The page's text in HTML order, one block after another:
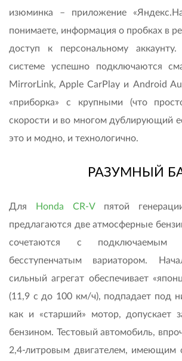
изюминка – приложение
понимаете, информация о пробках в
доступ к персональному
системе успешно подключаются
MirrorLink, Apple CarPlay и Android
«приборка» с крупными (что
скорости и во многом дублирующий
это и модно, и технологично.
РАЗУМНЫЙ
Для Honda CR-Vпятой
предлагаются две атмосферные
сочетаются с
бесступенчатым вариатором.
сильный агрегат обеспечивает
(11,9 с до 100 км/ч), подпадает под
как и «старший» мотор, допускает
бензином. Тестовый автомобиль,
2,4-литровым двигателем, имеющим